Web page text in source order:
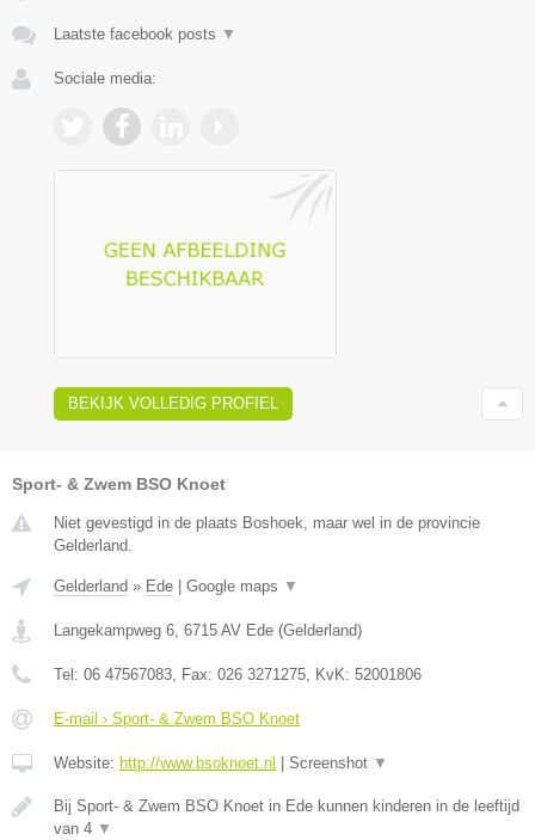
Laatste facebook posts ▼
Sociale media:
BEKIJK VOLLEDIG PROFIEL
Sport- & Zwem BSO Knoet
Niet gevestigd in de plaats Boshoek, maar wel in de provincie
Gelderland.
Gelderland » Ede Google maps ▼
Langekampweg 6, 6715 AV Ede (Gelderland)
Tel: 06 47567083, Fax: 026 3271275, KvK: 52001806
E-mail › Sport- & Zwem BSO Knoet
Website: http://www.bsoknoet.nl Screenshot ▼
Bij Sport- & Zwem BSO Knoet in Ede kunnen kinderen in de leeftijd
van 4 ▼